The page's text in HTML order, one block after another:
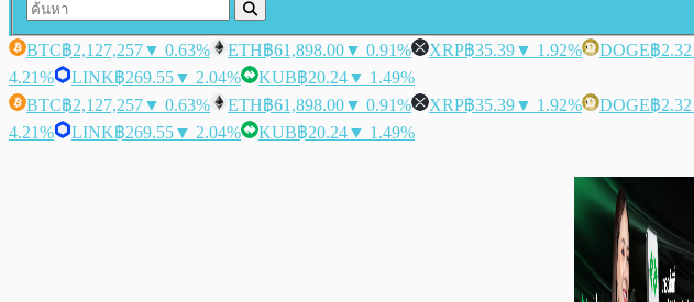
BTC฿2,127,257▼ 0.63% ETH฿61,898.00▼ 0.91% XRP฿35.39▼ 1.92% DOGE฿2.32
4.21%
LINK฿269.55▼ 2.04% KUB฿20.24▼ 1.49%
BTC฿2,127,257▼ 0.63% ETH฿61,898.00▼ 0.91% XRP฿35.39▼ 1.92% DOGE฿2.32
4.21%
LINK฿269.55▼ 2.04% KUB฿20.24▼ 1.49%